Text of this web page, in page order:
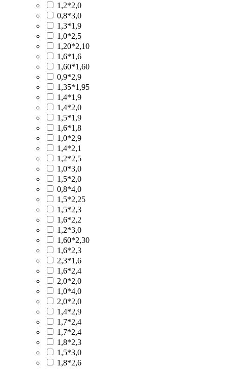
1,2*2,0
0,8*3,0
1,3*1,9
1,0*2,5
1,20*2,10
1,6*1,6
1,60*1,60
0,9*2,9
1,35*1,95
1,4*1,9
1,4*2,0
1,5*1,9
1,6*1,8
1,0*2,9
1,4*2,1
1,2*2,5
1,0*3,0
1,5*2,0
0,8*4,0
1,5*2,25
1,5*2,3
1,6*2,2
1,2*3,0
1,60*2,30
1,6*2,3
2,3*1,6
1,6*2,4
2,0*2,0
1,0*4,0
2,0*2,0
1,4*2,9
1,7*2,4
1,7*2,4
1,8*2,3
1,5*3,0
1,8*2,6